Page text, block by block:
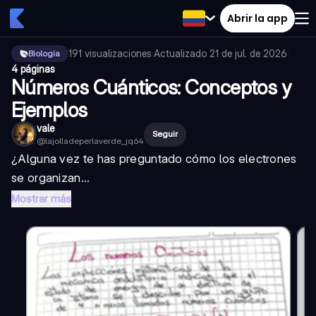
Abrir la app
Biologia 191 visualizaciones·Actualizado 21 de jul. de 2026·
4 páginas
Números Cuánticos: Conceptos y
Ejemplos
vale
@lajolladeperlaverde_jq64
Seguir
¿Alguna vez te has preguntado cómo los electrones
se organizan...
Mostrar más